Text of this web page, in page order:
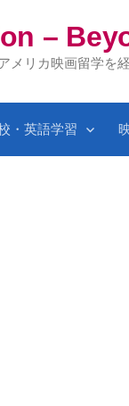
–
メリカ映画留学を
・英語学習